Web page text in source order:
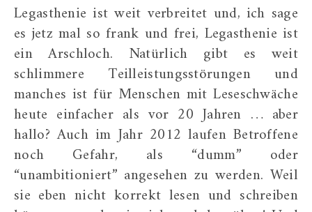
Legasthenie ist weit verbreitet und, ich sage
es jetz mal so frank und frei, Legasthenie ist
ein Arschloch. Natürlich gibt es weit
schlimmere Teilleistungsstörungen und
manches ist für Menschen mit Leseschwäche
heute einfacher als vor 20 Jahren … aber
hallo? Auch im Jahr 2012 laufen Betroffene
noch Gefahr, als “dumm” oder
“unambitioniert” angesehen zu werden. Weil
sie eben nicht korrekt lesen und schreiben